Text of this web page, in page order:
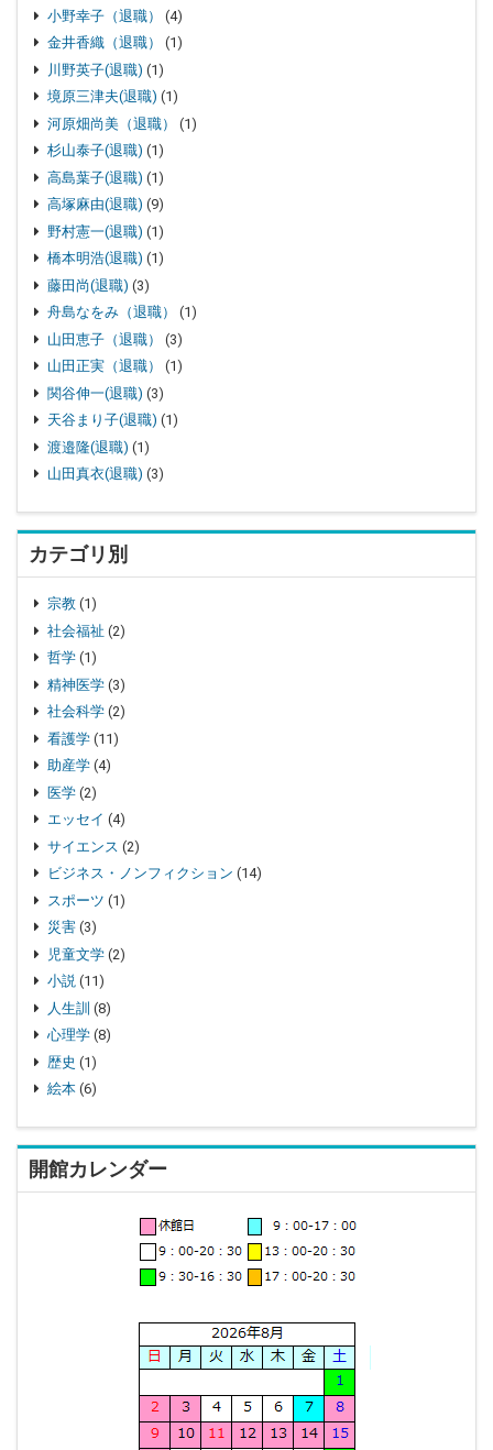
小野幸子（退職）
(4)
金井香織（退職）
(1)
川野英子(退職) (1)
境原三津夫(退職) (1)
河原畑尚美（退職）
(1)
杉山泰子(退職) (1)
高島葉子(退職) (1)
高塚麻由(退職) (9)
野村憲一(退職) (1)
橋本明浩(退職) (1)
藤田尚(退職) (3)
舟島なをみ（退職）
(1)
山田恵子（退職）
(3)
山田正実（退職）
(1)
関谷伸一(退職) (3)
天谷まり子(退職) (1)
渡邉隆(退職) (1)
山田真衣(退職) (3)
カテゴリ別
宗教(1)
社会福祉 (2)
哲学(1)
精神医学(3)
社会科学(2)
看護学(11)
助産学(4)
医学(2)
エッセイ (4)
サイエンス (2)
ビジネス・ノンフィクション (14)
スポーツ (1)
災害(3)
児童文学(2)
小説(11)
人生訓 (8)
心理学(8)
歴史 (1)
絵本(6)
開館カレンダー